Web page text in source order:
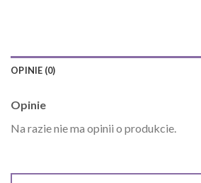
OPINIE (0)
Opinie
Na razie nie ma opinii o produkcie.